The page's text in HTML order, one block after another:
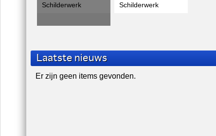
Schilderwerk Schilderwerk
Laatste nieuws
Er zijn geen items gevonden.